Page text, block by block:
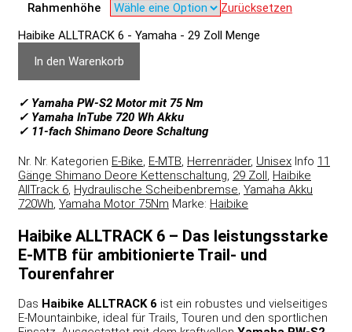
Rahmenhöhe
Zurücksetzen
Haibike ALLTRACK 6 - Yamaha - 29 Zoll Menge
In den Warenkorb
✓ Yamaha PW-S2 Motor mit 75 Nm
✓ Yamaha InTube 720 Wh Akku
✓ 11-fach Shimano Deore Schaltung
Nr. Nr. Kategorien E-Bike, E-MTB, Herrenräder, Unisex Info 11
Gänge Shimano Deore Kettenschaltung, 29 Zoll, Haibike
AllTrack 6, Hydraulische Scheibenbremse, Yamaha Akku
720Wh, Yamaha Motor 75Nm Marke: Haibike
Haibike ALLTRACK 6 – Das leistungsstarke
E-MTB für ambitionierte Trail- und
Tourenfahrer
Das Haibike ALLTRACK 6 ist ein robustes und vielseitiges
E-Mountainbike, ideal für Trails, Touren und den sportlichen